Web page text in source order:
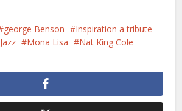
george Benson
Inspiration a tribute
Jazz Mona Lisa
Nat King Cole